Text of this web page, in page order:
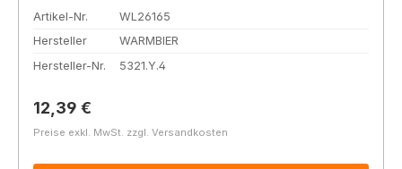
Artikel-Nr.
WL26165
Hersteller
WARMBIER
Hersteller-Nr.
5321.Y.4
Regulärer Preis:
12,39 €
Preise exkl. MwSt. zzgl. Versandkosten